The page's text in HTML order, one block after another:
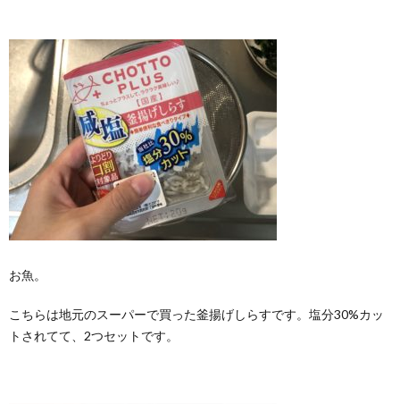
お魚。
こちらは地元のスーパーで買った釜揚げしらすです。塩分30%カッ
トされてて、2つセットです。